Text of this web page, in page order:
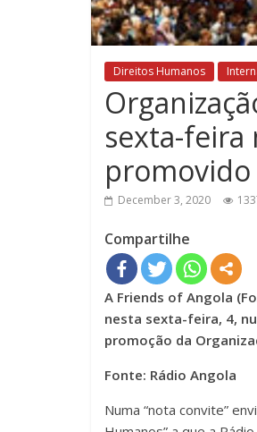
Direitos Humanos
sexta-
promovido
December 3, 2020
Compartilhe
A Friends of Angola
nesta sexta-feira, 4,
promoção da
Fonte: Rádio Angola
Numa “nota convite”